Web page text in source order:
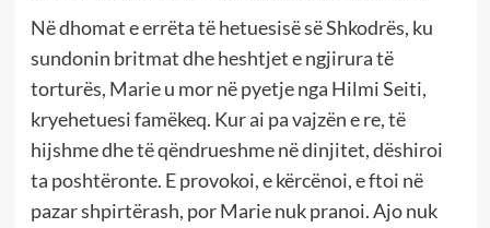
Në dhomat e errëta të hetuesisë së Shkodrës, ku
sundonin britmat dhe heshtjet e ngjirura të
torturës, Marie u mor në pyetje nga Hilmi Seiti,
kryehetuesi famëkeq. Kur ai pa vajzën e re, të
hijshme dhe të qëndrueshme në dinjitet, dëshiroi
ta poshtëronte. E provokoi, e kërcënoi, e ftoi në
pazar shpirtërash, por Marie nuk pranoi. Ajo nuk